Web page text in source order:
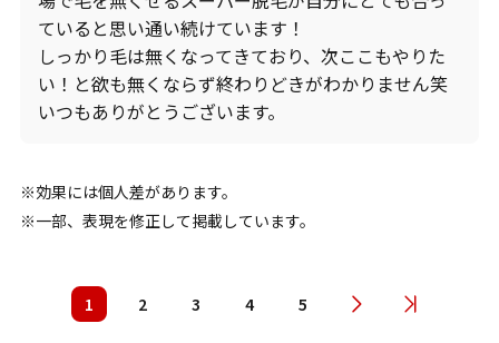
ていると思い通い続けています！
しっかり毛は無くなってきており、次ここもやりた
い！と欲も無くならず終わりどきがわかりません笑
いつもありがとうございます。
効果には個人差があります。
一部、表現を修正して掲載しています。
1 2 3 4 5